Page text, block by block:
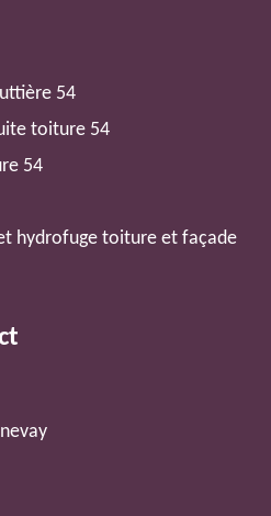
54
toiture 54
54
hydrofuge toiture et façade